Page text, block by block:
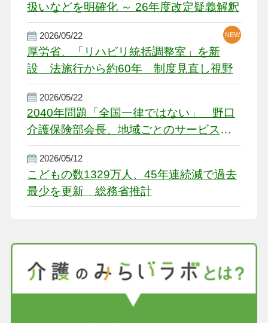
扱いなどを明確化 ～ 26年度改定疑義解釈
2026/05/22
厚労省、「リハビリ統括調整室」を新
設 法施行から約60年 制度見直し視野
NEW
2026/05/22
2040年問題「全国一律ではない」 野口
介護保険部会長、地域ごとのサービス基
盤整備を促す
2026/05/12
こどもの数1329万人、45年連続減で過去
最少を更新 総務省推計